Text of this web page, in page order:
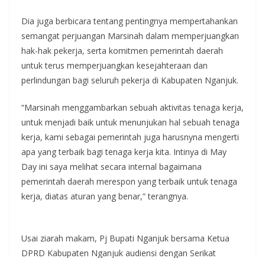
Dia juga berbicara tentang pentingnya mempertahankan
semangat perjuangan Marsinah dalam memperjuangkan
hak-hak pekerja, serta komitmen pemerintah daerah
untuk terus memperjuangkan kesejahteraan dan
perlindungan bagi seluruh pekerja di Kabupaten Nganjuk.
“Marsinah menggambarkan sebuah aktivitas tenaga kerja,
untuk menjadi baik untuk menunjukan hal sebuah tenaga
kerja, kami sebagai pemerintah juga harusnyna mengerti
apa yang terbaik bagi tenaga kerja kita. Intinya di May
Day ini saya melihat secara internal bagaimana
pemerintah daerah merespon yang terbaik untuk tenaga
kerja, diatas aturan yang benar,” terangnya.
Usai ziarah makam, Pj Bupati Nganjuk bersama Ketua
DPRD Kabupaten Nganjuk audiensi dengan Serikat